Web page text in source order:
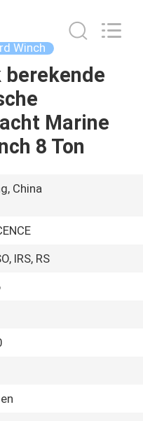
Winch
berekende
Marine
8 Ton
China
IRS, RS